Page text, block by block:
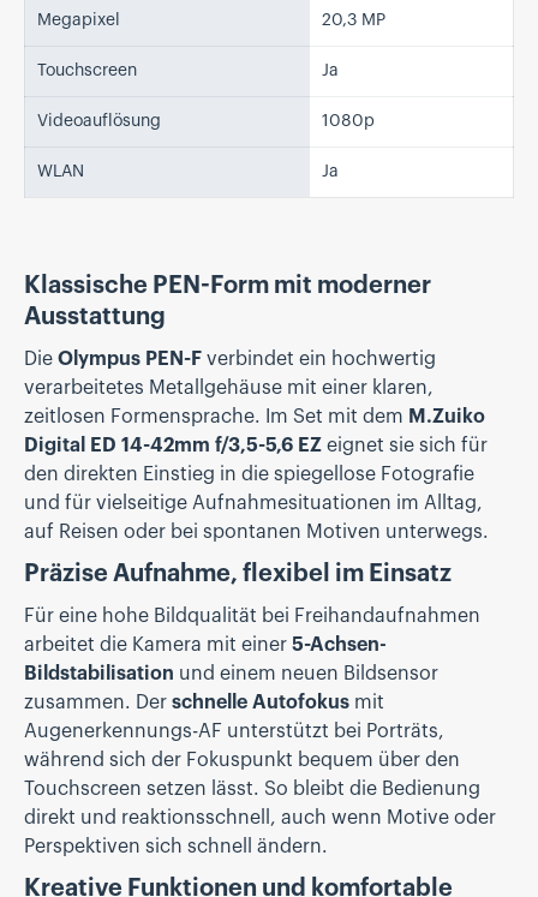
Megapixel 20,3 MP
Touchscreen Ja
Videoauflösung 1080p
WLAN Ja
Klassische PEN-Form mit moderner
Ausstattung
Die Olympus PEN-F verbindet ein hochwertig
verarbeitetes Metallgehäuse mit einer klaren,
zeitlosen Formensprache. Im Set mit dem M.Zuiko
Digital ED 14-42mm f/3,5-5,6 EZ eignet sie sich für
den direkten Einstieg in die spiegellose Fotografie
und für vielseitige Aufnahmesituationen im Alltag,
auf Reisen oder bei spontanen Motiven unterwegs.
Präzise Aufnahme, flexibel im Einsatz
Für eine hohe Bildqualität bei Freihandaufnahmen
arbeitet die Kamera mit einer 5-Achsen-
Bildstabilisation und einem neuen Bildsensor
zusammen. Der schnelle Autofokus mit
Augenerkennungs-AF unterstützt bei Porträts,
während sich der Fokuspunkt bequem über den
Touchscreen setzen lässt. So bleibt die Bedienung
direkt und reaktionsschnell, auch wenn Motive oder
Perspektiven sich schnell ändern.
Kreative Funktionen und komfortable